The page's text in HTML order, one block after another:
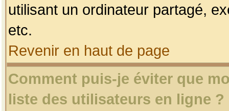
utilisant un ordinateur partagé,
etc.
Revenir en haut de page
Comment puis-je éviter que
liste des utilisateurs en ligne ?